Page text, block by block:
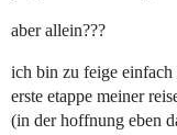
aber allein???
ich bin zu feige einfach
erste etappe meiner
(in der hoffnung eben